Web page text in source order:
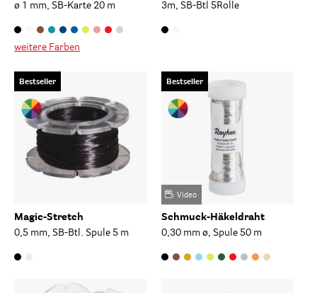
ø 1 mm, SB-Karte 20 m
weitere Farben
3m, SB-Btl 5Rolle
Bestseller
Magic-Stretch
0,5 mm, SB-Btl. Spule 5 m
Bestseller
Video
Schmuck-Häkeldraht
0,30 mm ø, Spule 50 m